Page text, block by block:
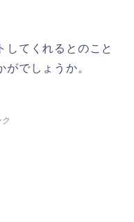
してくれるとのこと
でしょうか。